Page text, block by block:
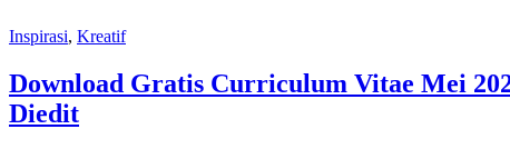
Inspirasi, Kreatif
Download Gratis Curriculum Vitae Mei
Diedit